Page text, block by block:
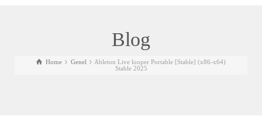
Blog
Home Genel
Ableton Live looper Portable [Stable] (x86-x64)
Stable 2025